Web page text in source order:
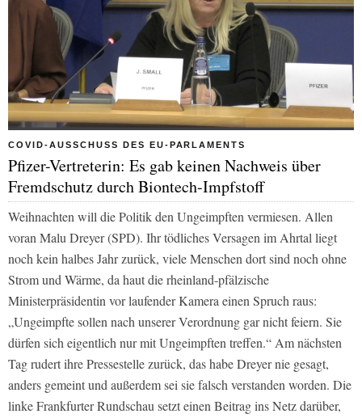
COVID-AUSSCHUSS DES EU-PARLAMENTS
Pfizer-Vertreterin: Es gab keinen Nachweis über
Fremdschutz durch Biontech-Impfstoff
Weihnachten will die Politik den Ungeimpften vermiesen. Allen
voran Malu Dreyer (SPD). Ihr tödliches Versagen im Ahrtal liegt
noch kein halbes Jahr zurück, viele Menschen dort sind noch ohne
Strom und Wärme, da haut die rheinland-pfälzische
Ministerpräsidentin vor laufender Kamera einen Spruch raus:
„Ungeimpfte sollen nach unserer Verordnung gar nicht feiern. Sie
dürfen sich eigentlich nur mit Ungeimpften treffen.“ Am nächsten
Tag rudert ihre Pressestelle zurück, das habe Dreyer nie gesagt,
anders gemeint und außerdem sei sie falsch verstanden worden. Die
linkeFrankfurter Rundschausetzt einen Beitrag ins Netz darüber,